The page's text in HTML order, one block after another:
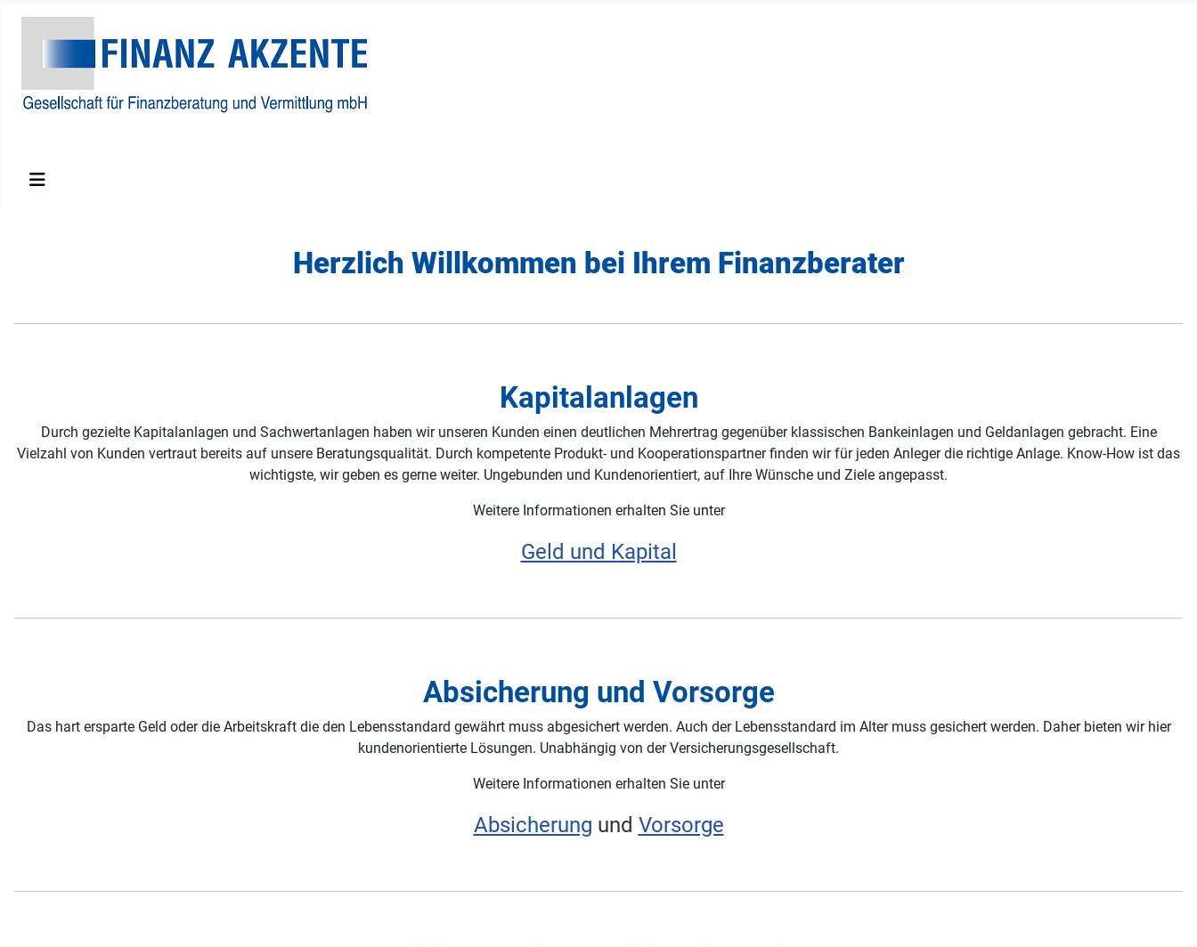
Herzlich Willkommen bei Ihrem Finanzberater
Kapitalanlagen
Durch gezielte Kapitalanlagen und Sachwertanlagen haben wir unseren Kunden einen deutlichen Mehrertrag gegenüber klassischen Bankeinlagen und Geldanlagen gebracht. Eine
Vielzahl von Kunden vertraut bereits auf unsere Beratungsqualität. Durch kompetente Produkt- und Kooperationspartner finden wir für jeden Anleger die richtige Anlage. Know-How ist das
wichtigste, wir geben es gerne weiter. Ungebunden und Kundenorientiert, auf Ihre Wünsche und Ziele angepasst.
Weitere Informationen erhalten Sie unter
Geld und Kapital
Absicherung und Vorsorge
Das hart ersparte Geld oder die Arbeitskraft die den Lebensstandard gewährt muss abgesichert werden. Auch der Lebensstandard im Alter muss gesichert werden. Daher bieten wir hier
kundenorientierte Lösungen. Unabhängig von der Versicherungsgesellschaft.​
Weitere Informationen erhalten Sie unter
Absicherung und Vorsorge